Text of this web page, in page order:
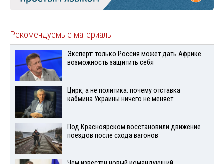
Рекомендуемые материалы
Эксперт: только Россия может дать Африке
возможность защитить себя
Цирк, а не политика: почему отставка
кабмина Украины ничего не меняет
Под Красноярском восстановили движение
поездов после схода вагонов